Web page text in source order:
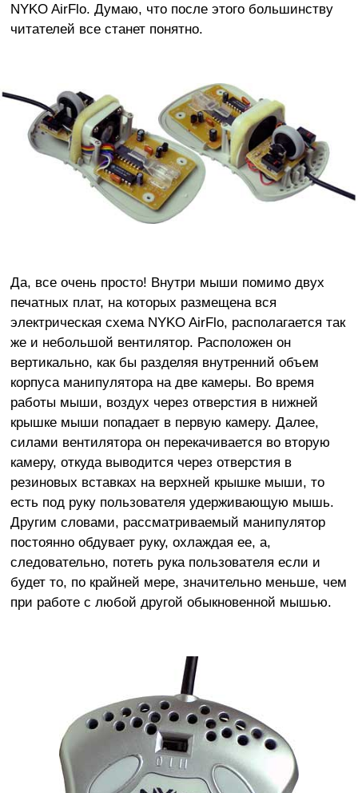
NYKO AirFlo. Думаю, что после этого большинству
читателей все станет понятно.
Да, все очень просто! Внутри мыши помимо двух
печатных плат, на которых размещена вся
электрическая схема NYKO AirFlo, располагается так
же и небольшой вентилятор. Расположен он
вертикально, как бы разделяя внутренний объем
корпуса манипулятора на две камеры. Во время
работы мыши, воздух через отверстия в нижней
крышке мыши попадает в первую камеру. Далее,
силами вентилятора он перекачивается во вторую
камеру, откуда выводится через отверстия в
резиновых вставках на верхней крышке мыши, то
есть под руку пользователя удерживающую мышь.
Другим словами, рассматриваемый манипулятор
постоянно обдувает руку, охлаждая ее, а,
следовательно, потеть рука пользователя если и
будет то, по крайней мере, значительно меньше, чем
при работе с любой другой обыкновенной мышью.